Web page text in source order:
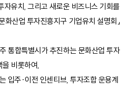
자유치, 그리고 새로운 비즈니스 기회를
화산업 투자진흥지구 기업유치 설명회」
통합특별시가 추진하는 문화산업 투자
비롯하여,
입주·이전 인센티브, 투자조합 운용계